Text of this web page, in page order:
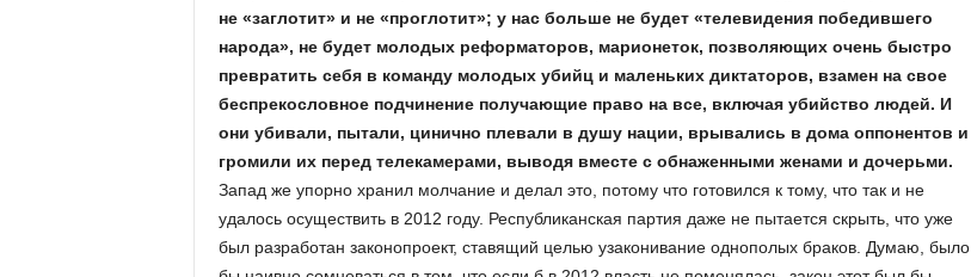
не «заглотит» и не «проглотит»; у нас больше не будет «телевидения победившего
народа», не будет молодых реформаторов, марионеток, позволяющих очень быстро
превратить себя в команду молодых убийц и маленьких диктаторов, взамен на свое
беспрекословное подчинение получающие право на все, включая убийство людей. И
они убивали, пытали, цинично плевали в душу нации, врывались в дома оппонентов и
громили их перед телекамерами, выводя вместе с обнаженными женами и дочерьми.
Запад же упорно хранил молчание и делал это, потому что готовился к тому, что так и не
удалось осуществить в 2012 году. Республиканская партия даже не пытается скрыть, что уже
был разработан законопроект, ставящий целью узаконивание однополых браков. Думаю, было